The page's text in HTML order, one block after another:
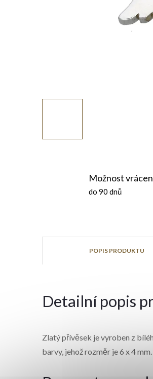
Možnost
do 90 dnů
POPIS PRODUKTU
Detailní popis
Zlatý přívěsek je vyroben z
barvy, jehož rozměr je 6 x 4